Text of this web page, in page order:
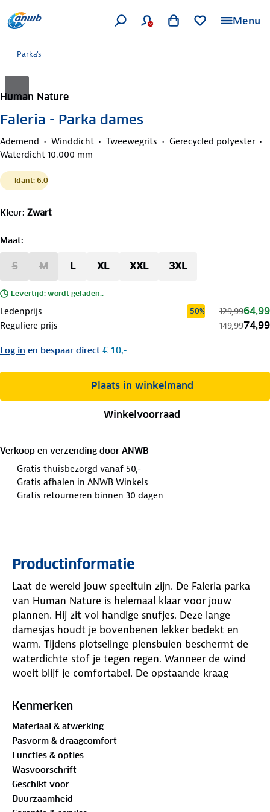
Menu
Parka's
Human Nature
Faleria - Parka dames
Ademend Winddicht Tweewegrits
Gerecycled polyester
Waterdicht 10.000 mm
klant: 6.0
Kleur: Zwart
Maat:
S M L XL XXL 3XL
Levertijd: wordt geladen..
Ledenprijs -50% 129,9964,99
Reguliere prijs 149,9974,99
Log in en bespaar direct € 10,-
Plaats in winkelmand
Winkelvoorraad
Verkoop en verzending door ANWB
Gratis thuisbezorgd vanaf 50,-
Gratis afhalen in ANWB Winkels
Gratis retourneren binnen 30 dagen
Productinformatie
Laat de wereld jouw speeltuin zijn. De Faleria parka
van Human Nature is helemaal klaar voor jouw
plannen. Hij zit vol handige snufjes. Deze lange
damesjas houdt je bovenbenen lekker bedekt en
warm. Tijdens plotselinge plensbuien beschermt de
waterdichte stof je tegen regen. Wanneer de wind
woeit blijf je comfortabel. De opstaande kraag
door of wandel je ver, dan blijf je fris omdat de jas
makkelijk over een fleecevest of warme trui.
Stel de taille, manchetten en zoom af tot alles
comfortabel zit. Breekt de zon door, dan haal je de
capuchon eraf. Voor extra bewegingsvrijheid op de
fiets open je de tweewegrits van onderen. Zeven
Kenmerken
Materiaal & afwerking
Pasvorm & draagcomfort
Functies & opties
Wasvoorschrift
Geschikt voor
Duurzaamheid